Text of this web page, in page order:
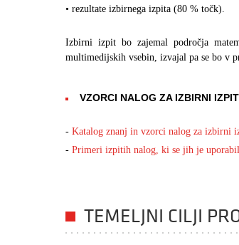
• rezultate izbirnega izpita (80 % točk).
Izbirni izpit bo zajemal področja
multimedijskih vsebin, izvajal pa se bo v
VZORCI NALOG ZA IZBIRNI IZPIT
- Katalog znanj in vzorci nalog za izbirni
- Primeri izpitih nalog, ki se jih je
TEMELJNI CILJI